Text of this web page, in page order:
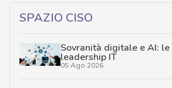
SPAZIO CISO
Sovranità digitale e AI:
leadership IT
05 Ago 2026